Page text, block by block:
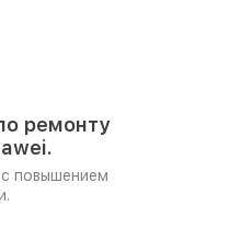
ремонту
с повышением